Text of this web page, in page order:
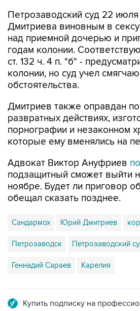
Петрозаводский суд 22 июля
Дмитриева виновным в
над приемной дочерью и
годам колонии.
ст. 132 ч. 4 п. "б" -
колонии, но суд учел
обстоятельства.
Дмитриев также оправдан по
развратных действиях,
порнографии и незаконном
которые ему вменялись на
Адвокат Виктор Ануфриев
подзащитный сможет выйти
ноябре. Будет ли приговор
обещал сказать позднее.
Сандармох Юрий Дмитриев
Петрозаводск Петрозаводский
Геннадий Сараев Карелия
Купить подписку на